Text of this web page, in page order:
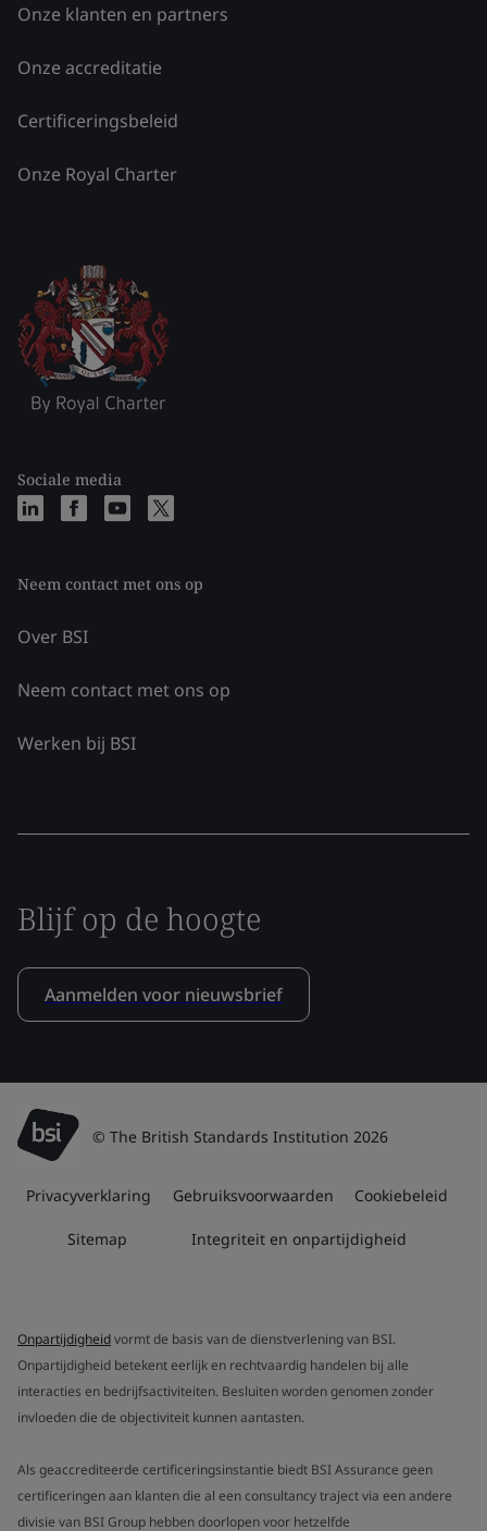
Onze klanten en partners
Onze accreditatie
Certificeringsbeleid
Onze Royal Charter
Sociale media
Neem contact met ons op
Over BSI
Neem contact met ons op
Werken bij BSI
Blijf op de hoogte
Aanmelden voor nieuwsbrief
© The British Standards Institution 2026
Privacyverklaring Gebruiksvoorwaarden Cookiebeleid
Sitemap Integriteit en onpartijdigheid
Onpartijdigheidvormt de basis van de dienstverlening van BSI.
Onpartijdigheid betekent eerlijk en rechtvaardig handelen bij alle
interacties en bedrijfsactiviteiten. Besluiten worden genomen zonder
invloeden die de objectiviteit kunnen aantasten.
Als geaccrediteerde certificeringsinstantie biedt BSI Assurance geen
certificeringen aan klanten die al een consultancy traject via een andere
divisie van BSI Group hebben doorlopen voor hetzelfde